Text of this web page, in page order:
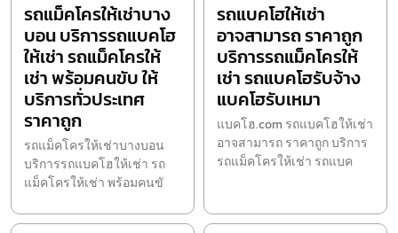
รถแม็คโครให้เช่าบาง
บอน บริการรถแบคโฮ
ให้เช่า รถแม็คโครให้
เช่า พร้อมคนขับ ให้
บริการทั่วประเทศ
ราคาถูก
รถแม็คโครให้เช่าบางบอน
บริการรถแบคโฮให้เช่า รถ
แม็คโครให้เช่า พร้อมคนขั
รถแบคโฮให้เช่า
อาจสามารถ ราคาถูก
บริการรถแม็คโครให้
เช่า รถแบคโฮรับจ้าง
แบคโฮรับเหมา
แบคโฮ.com รถแบคโฮให้เช่า
อาจสามารถ ราคาถูก บริการ
รถแม็คโครให้เช่า รถแบค